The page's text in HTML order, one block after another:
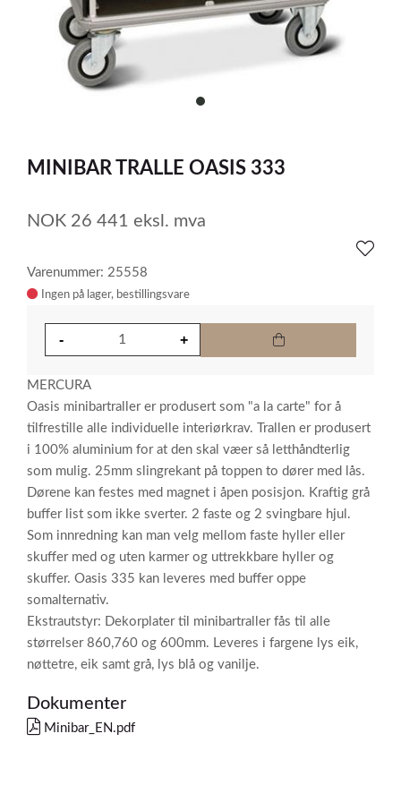
item
of
MINIBAR TRALLE OASIS 333
NOK 26 441 eksl. mva
Varenummer: 25558
Ingen på lager
MERCURA
Oasis minibartraller er produsert som "a la carte" for å
tilfrestille alle individuelle interiørkrav. Trallen er produsert
i 100% aluminium for at den skal væer så letthåndterlig
som mulig. 25mm slingrekant på toppen to dører med lås.
Dørene kan festes med magnet i åpen posisjon. Kraftig grå
buffer list som ikke sverter. 2 faste og 2 svingbare hjul.
Som innredning kan man velg mellom faste hyller eller
skuffer med og uten karmer og uttrekkbare hyller og
skuffer. Oasis 335 kan leveres med buffer oppe
somalternativ.
Ekstrautstyr: Dekorplater til minibartraller fås til alle
størrelser 860,760 og 600mm. Leveres i fargene lys eik,
nøttetre, eik samt grå, lys blå og vanilje.
Dokumenter
Minibar_EN.pdf